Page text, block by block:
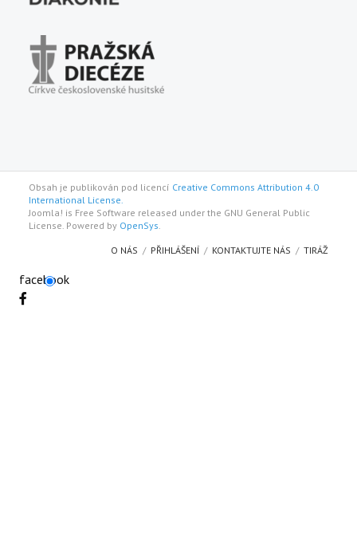
Obsah je publikován pod licencí Creative Commons Attribution 4.0
International License.
Joomla! is Free Software released under the GNU General Public
License. Powered by OpenSys
O NÁS PŘIHLÁŠENÍ KONTAKTUJTE NÁS TIRÁŽ
facebook